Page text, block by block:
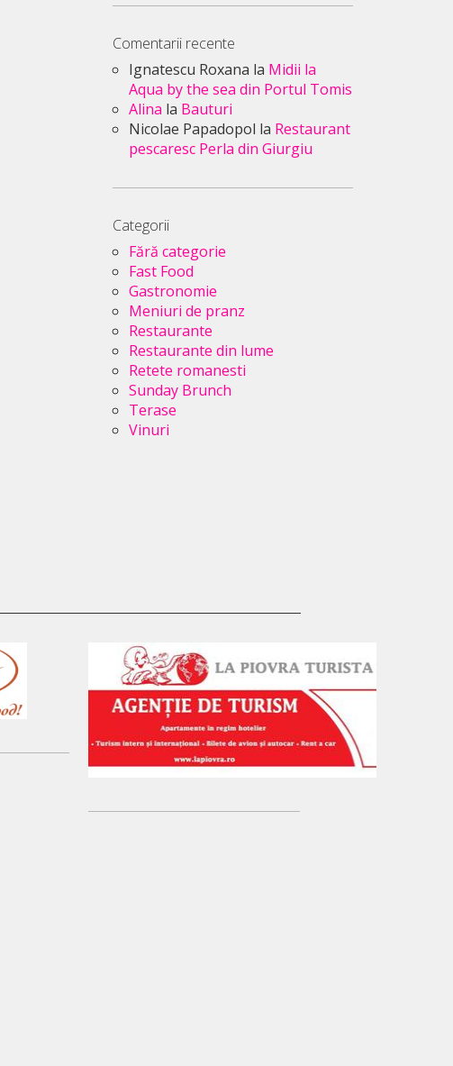
Comentarii recente
Ignatescu Roxana la Midii la
Aqua by the sea din Portul Tomis
Alina la Bauturi
Nicolae Papadopol la Restaurant
pescaresc Perla din Giurgiu
Categorii
Fără categorie
Fast Food
Gastronomie
Meniuri de pranz
Restaurante
Restaurante din lume
Retete romanesti
Sunday Brunch
Terase
Vinuri